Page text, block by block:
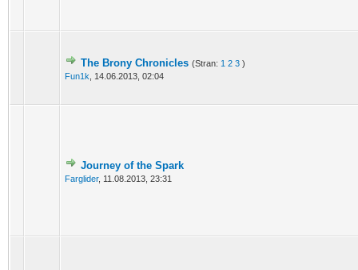
The Brony Chronicles (Stran: 1 2 3 )
Fun1k
14.06.2013, 02:04
Journey of the Spark
Farglider, 11.08.2013, 23:31